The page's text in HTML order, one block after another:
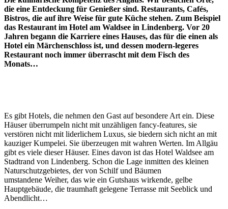
die eine Entdeckung für Genießer sind. Restaurants, Cafés,
Bistros, die auf ihre Weise für gute Küche stehen. Zum Beispiel
das Restaurant im Hotel am Waldsee in Lindenberg. Vor 20
Jahren begann die Karriere eines Hauses, das für die einen als
Hotel ein Märchenschloss ist, und dessen modern-legeres
Restaurant noch immer überrascht mit dem Fisch des
Monats…
Es gibt Hotels, die nehmen den Gast auf besondere Art ein. Diese
Häuser überrumpeln nicht mit unzähligen fancy-features, sie
verstören nicht mit liderlichem Luxus, sie biedern sich nicht an mit
kauziger Kumpelei. Sie überzeugen mit wahren Werten. Im Allgäu
gibt es viele dieser Häuser. Eines davon ist das Hotel Waldsee am
Stadtrand von Lindenberg. Schon die Lage inmitten des kleinen
Naturschutzgebietes, der von Schilf und Bäumen
umstandene Weiher, das wie ein Gutshaus wirkende, gelbe
Hauptgebäude, die traumhaft gelegene Terrasse mit Seeblick und
Abendlicht…